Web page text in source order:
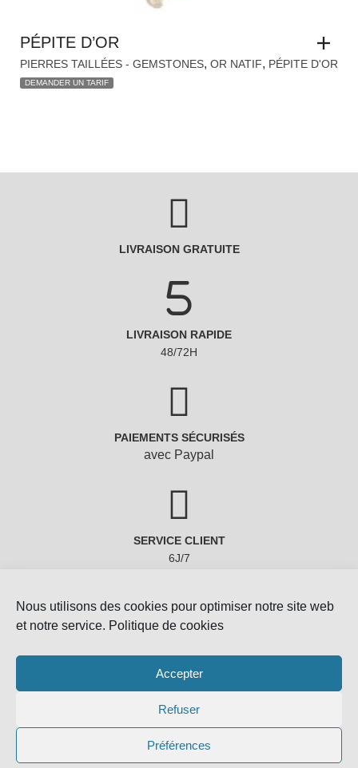
Nous utilisons des cookies pour optimiser notre site web
et notre service. Politique de cookies
Accepter
Refuser
Préférences
PÉPITE D’OR
PIERRES TAILLÉES - GEMSTONES, OR NATIF, PÉPITE D'OR
DEMANDER UN TARIF
LIVRAISON GRATUITE
LIVRAISON RAPIDE
48/72H
PAIEMENTS SÉCURISÉS
avec Paypal
SERVICE CLIENT
6J/7
Copyright © 2022 - Gemmes-Naturelles